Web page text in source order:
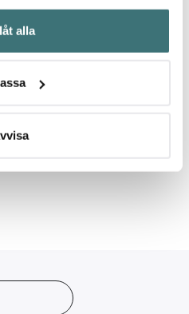
din geografiska plats som
på upp till flera meter
att aktivt skanna den för
personliga uppgifter
ditt samtycke när som
och annonserna
alla
av våra kunder